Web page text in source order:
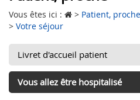
Vous êtes ici : > Patient, proche
> Votre séjour
Livret d'accueil patient
Vous allez être hospitalisé